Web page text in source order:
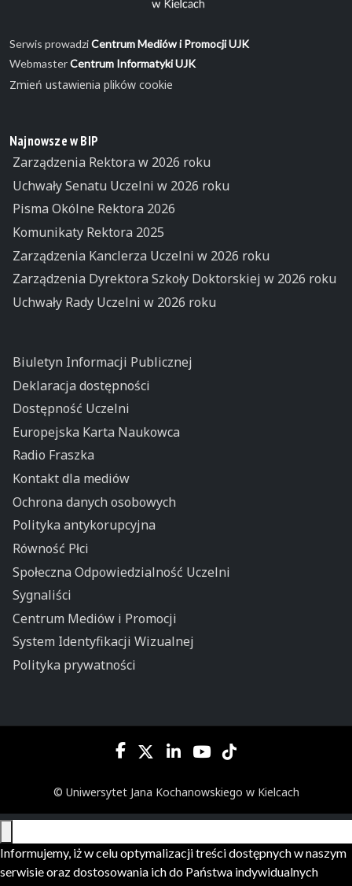
Serwis prowadziCentrum Mediów i Promocji UJK
WebmasterCentrum Informatyki UJK
Zmień ustawienia plików cookie
Najnowsze w BIP
Zarządzenia Rektora w 2026 roku
Uchwały Senatu Uczelni w 2026 roku
Pisma Okólne Rektora 2026
Komunikaty Rektora 2025
Zarządzenia Kanclerza Uczelni w 2026 roku
Zarządzenia Dyrektora Szkoły Doktorskiej w 2026 roku
Uchwały Rady Uczelni w 2026 roku
Biuletyn Informacji Publicznej
Deklaracja dostępności
Dostępność Uczelni
Europejska Karta Naukowca
Radio Fraszka
Kontakt dla mediów
Ochrona danych osobowych
Polityka antykorupcyjna
Równość Płci
Społeczna Odpowiedzialność Uczelni
Sygnaliści
Centrum Mediów i Promocji
System Identyfikacji Wizualnej
Polityka prywatności
© Uniwersytet Jana Kochanowskiego w Kielcach
Informujemy, iż w celu optymalizacji treści dostępnych w naszym
serwisie oraz dostosowania ich do Państwa indywidualnych